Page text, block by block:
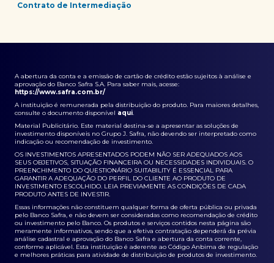
Contrato de Intermediação
A abertura da conta e a emissão de cartão de crédito estão sujeitos à análise e
aprovação do Banco Safra S.A. Para saber mais, acesse:
https://www.safra.com.br/
A instituição é remunerada pela distribuição do produto. Para maiores detalhes,
consulte o documento disponível aqui.
Material Publicitário. Este material destina-se a apresentar as soluções de
investimento disponíveis no Grupo J. Safra, não devendo ser interpretado como
indicação ou recomendação de investimento.
OS INVESTIMENTOS APRESENTADOS PODEM NÃO SER ADEQUADOS AOS
SEUS OBJETIVOS, SITUAÇÃO FINANCEIRA OU NECESSIDADES INDIVIDUAIS. O
PREENCHIMENTO DO QUESTIONÁRIO SUITABILITY É ESSENCIAL PARA
GARANTIR A ADEQUAÇÃO DO PERFIL DO CLIENTE AO PRODUTO DE
INVESTIMENTO ESCOLHIDO. LEIA PREVIAMENTE AS CONDIÇÕES DE CADA
PRODUTO ANTES DE INVESTIR.
Essas informações não constituem qualquer forma de oferta pública ou privada
pelo Banco Safra, e não devem ser consideradas como recomendação de crédito
ou investimento pelo Banco. Os produtos e serviços contidos nesta página são
meramente informativos, sendo que a efetiva contratação dependerá da prévia
análise cadastral e aprovação do Banco Safra e abertura da conta corrente,
conforme aplicável. Esta instituição é aderente ao Código Anbima de regulação
e melhores práticas para atividade de distribuição de produtos de investimento.